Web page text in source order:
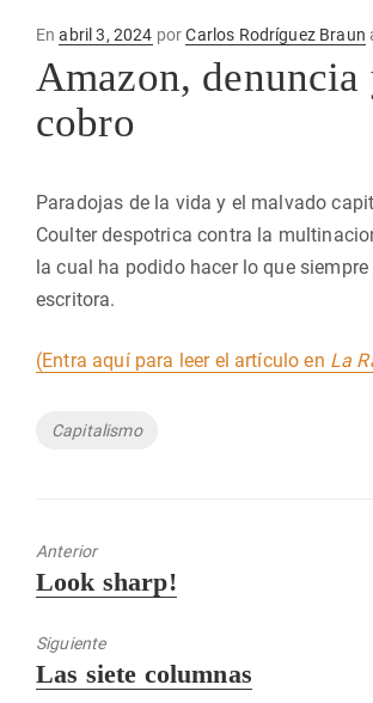
EnPublicado
abril 3, 2024 porCarlos Rodríguez Braun
Amazon, denuncia
cobro
Paradojas de la vida y el malvado
Coulter despotrica contra la
la cual ha podido hacer lo que
escritora.
(Entra aquí para leer el artículo en La
Etiquetas
Capitalismo
Anterior
Entrada
Look sharp!
Siguiente
Entrada
Las siete columnas